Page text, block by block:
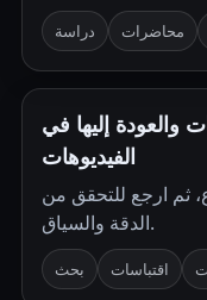
دراسة محاضرات
والعودة إليها في
الفيديوهات
ثم ارجع للتحقق من
الدقة والسياق.
بحث اقتباسات